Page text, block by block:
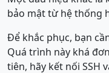
bảo mật từ hệ thống
Để khắc phục, bạn
Quá trình này khá
tiên, hãy kết nối SSH